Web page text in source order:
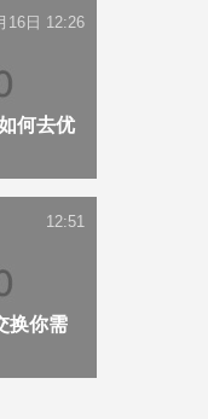
何去优
16日 12:26
换你需
12:51